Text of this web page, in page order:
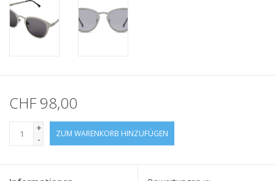
CHF 98,00
+
-
ZUM WARENKORB HINZUFÜGEN